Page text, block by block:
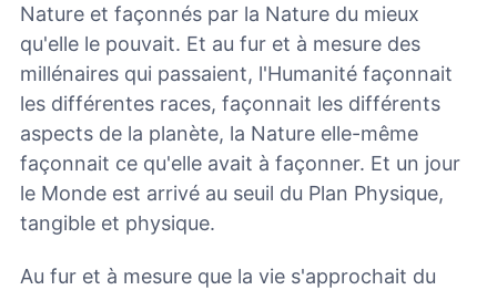
Nature et façonnés par la Nature du mieux
qu'elle le pouvait. Et au fur et à mesure des
millénaires qui passaient, l'Humanité façonnait
les différentes races, façonnait les différents
aspects de la planète, la Nature elle-même
façonnait ce qu'elle avait à façonner. Et un jour
le Monde est arrivé au seuil du Plan Physique,
tangible et physique.
Au fur et à mesure que la vie s'approchait du